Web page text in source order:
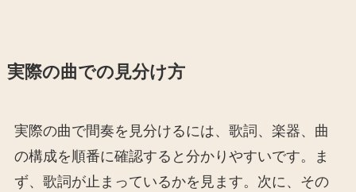
実際の曲での見分け方
実際の曲で間奏を見分けるには、歌詞、楽器、曲
の構成を順番に確認すると分かりやすいです。ま
ず、歌詞が止まっているかを見ます。次に、その